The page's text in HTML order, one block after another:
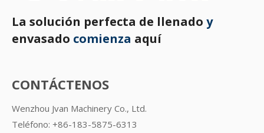
La solución perfecta de llenado y
envasado comienza aquí
CONTÁCTENOS
Wenzhou Jvan Machinery Co., Ltd.
Teléfono: +86-183-5875-6313